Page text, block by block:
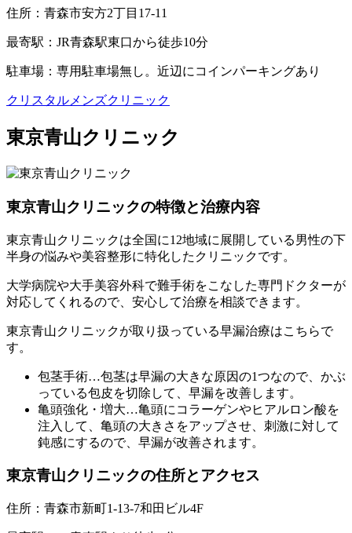
住所： 青森市安方2丁目17-11
最寄駅： JR青森駅東口から徒歩10分
駐車場： 専用駐車場無し。近辺にコインパーキングあり
クリスタルメンズクリニック
東京青山クリニック
東京青山クリニックの特徴と治療内容
東京青山クリニックは全国に12地域に展開している男性の下
半身の悩みや美容整形に特化したクリニックです。
大学病院や大手美容外科で難手術をこなした専門ドクターが
対応してくれるので、安心して治療を相談できます。
東京青山クリニックが取り扱っている早漏治療はこちらで
す。
包茎手術…包茎は早漏の大きな原因の1つなので、かぶ
っている包皮を切除して、早漏を改善します。
亀頭強化・増大…亀頭にコラーゲンやヒアルロン酸を
注入して、亀頭の大きさをアップさせ、刺激に対して
鈍感にするので、早漏が改善されます。
東京青山クリニックの住所とアクセス
住所： 青森市新町1-13-7和田ビル4F